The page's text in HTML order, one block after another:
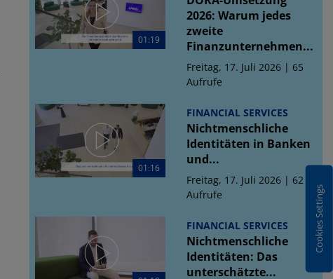
01:19
2026: Warum jedes
zweite
Finanzunternehmen...
Freitag, 17. Juli 2026 | 65
Aufrufe
01:16
FINANCIAL SERVICES
Nichtmenschliche
Identitäten in Banken
und...
Freitag, 17. Juli 2026 | 62
Aufrufe
FINANCIAL SERVICES
Nichtmenschliche
Identitäten: Das
unterschätzte...
Cookies Settings